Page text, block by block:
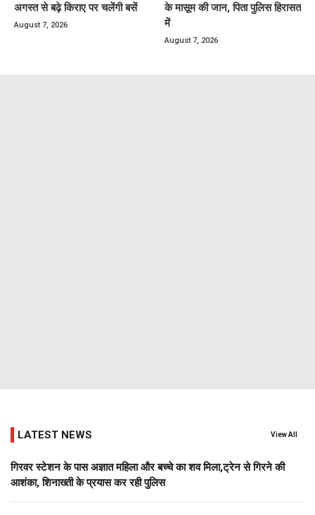
अगस्त से बढ़े किराए पर चलेंगी बसें
August 7, 2026
के मासूम की जान, पिता पुलिस हिरासत
में
August 7, 2026
LATEST NEWS View All
गिरवर स्टेशन के पास अज्ञात महिला और बच्चे का शव मिला,ट्रेन से गिरने की
आशंका, शिनाख्ती के प्रयास कर रही पुलिस